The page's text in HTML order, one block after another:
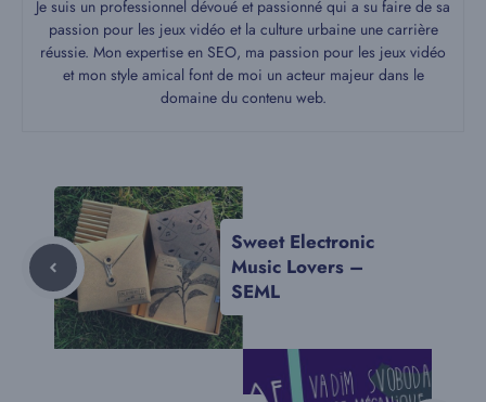
Je suis un professionnel dévoué et passionné qui a su faire de sa
passion pour les jeux vidéo et la culture urbaine une carrière
réussie. Mon expertise en SEO, ma passion pour les jeux vidéo
et mon style amical font de moi un acteur majeur dans le
domaine du contenu web.
Sweet Electronic
Music Lovers –
SEML